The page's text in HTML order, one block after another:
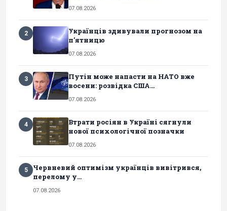
07.08.2026
2
Українців здивували прогнозом на
п'ятницю
07.08.2026
3
Путін може напасти на НАТО вже
восени: розвідка США...
07.08.2026
4
Втрати росіян в Україні сягнули
нової психологічної позначки
07.08.2026
5
Червневий оптимізм українців вивітрився,
перелому у...
07.08.2026